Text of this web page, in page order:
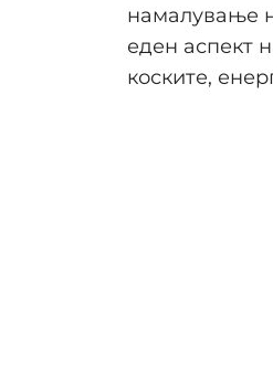
намалување
еден аспект
коските,